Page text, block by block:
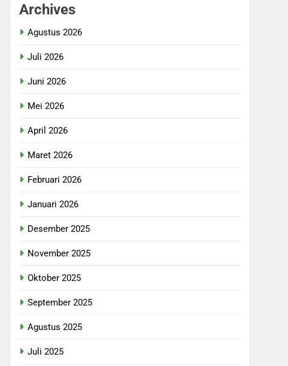
Archives
Agustus 2026
Juli 2026
Juni 2026
Mei 2026
April 2026
Maret 2026
Februari 2026
Januari 2026
Desember 2025
November 2025
Oktober 2025
September 2025
Agustus 2025
Juli 2025